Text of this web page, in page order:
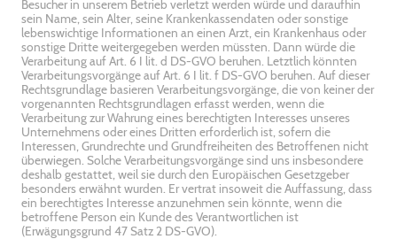
Besucher in unserem Betrieb verletzt werden würde und daraufhin
sein Name, sein Alter, seine Krankenkassendaten oder sonstige
lebenswichtige Informationen an einen Arzt, ein Krankenhaus oder
sonstige Dritte weitergegeben werden müssten. Dann würde die
Verarbeitung auf Art. 6 I lit. d DS-GVO beruhen. Letztlich könnten
Verarbeitungsvorgänge auf Art. 6 I lit. f DS-GVO beruhen. Auf dieser
Rechtsgrundlage basieren Verarbeitungsvorgänge, die von keiner der
vorgenannten Rechtsgrundlagen erfasst werden, wenn die
Verarbeitung zur Wahrung eines berechtigten Interesses unseres
Unternehmens oder eines Dritten erforderlich ist, sofern die
Interessen, Grundrechte und Grundfreiheiten des Betroffenen nicht
überwiegen. Solche Verarbeitungsvorgänge sind uns insbesondere
deshalb gestattet, weil sie durch den Europäischen Gesetzgeber
besonders erwähnt wurden. Er vertrat insoweit die Auffassung, dass
ein berechtigtes Interesse anzunehmen sein könnte, wenn die
betroffene Person ein Kunde des Verantwortlichen ist
(Erwägungsgrund 47 Satz 2 DS-GVO).